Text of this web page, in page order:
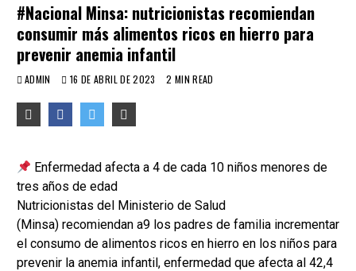
#Nacional Minsa: nutricionistas recomiendan
consumir más alimentos ricos en hierro para
prevenir anemia infantil
ADMIN 16 DE ABRIL DE 2023 2 MIN READ
Enfermedad afecta a 4 de cada 10 niños menores de
tres años de edad
Nutricionistas del Ministerio de Salud
(Minsa) recomiendan a9 los padres de familia incrementar
el consumo de alimentos ricos en hierro en los niños para
prevenir la anemia infantil, enfermedad que afecta al 42,4